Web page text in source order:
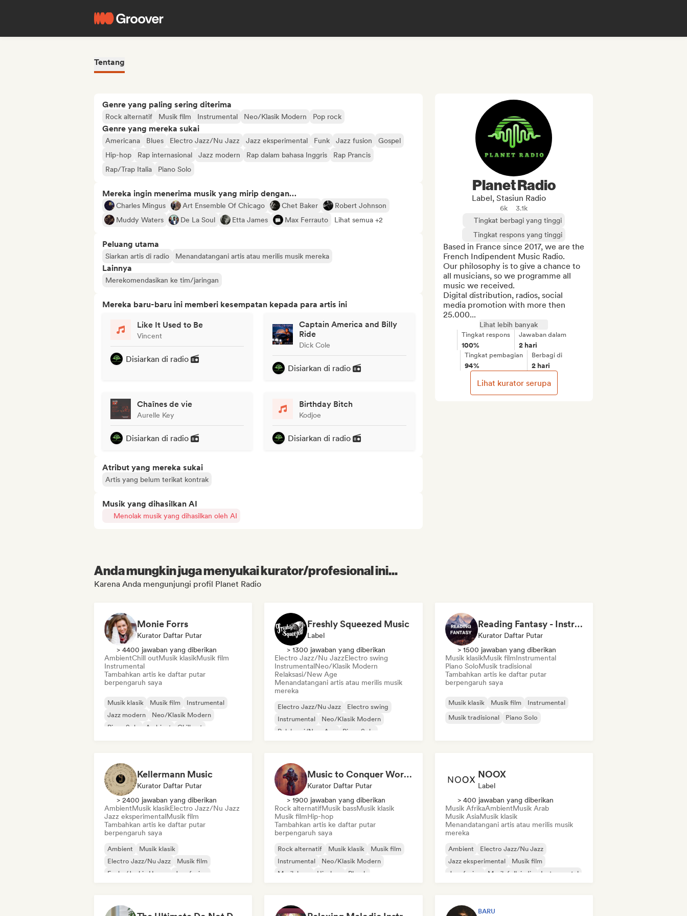
Tentang
Genre yang paling sering diterima
Rock alternatif Musik film Instrumental Neo/Klasik Modern Pop rock
Genre yang mereka sukai
Americana Blues Electro Jazz/Nu Jazz Jazz eksperimental Funk Jazz fusion
Gospel
Hip-hop
Rap internasional Jazz modern Rap dalam bahasa Inggris
Rap Prancis
Rap/Trap Italia
Piano Solo
Mereka ingin menerima musik yang mirip dengan…
Charles Mingus Art Ensemble Of Chicago Chet Baker
Robert Johnson
Muddy Waters
De La Soul Etta James Max Ferrauto Lihat semua +2
Peluang utama
Siarkan artis di radio Menandatangani artis atau merilis musik mereka
Lainnya
Merekomendasikan ke tim/jaringan
Mereka baru-baru ini memberi kesempatan kepada para artis ini
Like It Used to Be
Vincent
Disiarkan di radio
Captain America and Billy
Ride
Dick Cole
Disiarkan di radio
Chaînes de vie
Aurelle Key
Disiarkan di radio
Birthday Bitch
Kodjoe
Disiarkan di radio
Atribut yang mereka sukai
Artis yang belum terikat kontrak
Musik yang dihasilkan AI
Menolak musik yang dihasilkan oleh AI
Planet Radio
Label, Stasiun Radio
6k
3.1k
Tingkat berbagi yang tinggi
Tingkat respons yang tinggi
Based in France since 2017, we are the
French Indipendent Music Radio.
Our philosophy is to give a chance to
all musicians, so we programme all
music we received.
Digital distribution, radios, social
media promotion with more then
25.000...
Lihat lebih banyak
Tingkat respons
100%
Jawaban dalam
2 hari
Tingkat pembagian
94%
Berbagi di
2 hari
Lihat kurator serupa
Anda mungkin juga menyukai kurator/profesional ini...
Karena Anda mengunjungi profil Planet Radio
Monie Forrs
Kurator Daftar Putar
> 4400 jawaban yang diberikan
AmbientChill outMusik klasikMusik film
Instrumental
Tambahkan artis ke daftar putar
berpengaruh saya
Musik klasik Musik film
Instrumental
Jazz modern
Neo/Klasik Modern
Piano Solo
Ambient Chill out
Freshly Squeezed Music
Label
> 1300 jawaban yang diberikan
Electro Jazz/Nu JazzElectro swing
InstrumentalNeo/Klasik Modern
Relaksasi/New Age
Menandatangani artis atau merilis musik
mereka
Electro Jazz/Nu Jazz
Electro swing
Instrumental
Neo/Klasik Modern
Relaksasi/New Age
Piano Solo
Reading Fantasy - Instrumental
Kurator Daftar Putar
> 1500 jawaban yang diberikan
Musik klasikMusik filmInstrumental
Piano SoloMusik tradisional
Tambahkan artis ke daftar putar
berpengaruh saya
Musik klasik Musik film
Instrumental
Musik tradisional
Piano Solo
Kellermann Music
Kurator Daftar Putar
> 2400 jawaban yang diberikan
AmbientMusik klasikElectro Jazz/Nu Jazz
Jazz eksperimentalMusik film
Tambahkan artis ke daftar putar
berpengaruh saya
Ambient
Musik klasik
Electro Jazz/Nu Jazz
Musik film
Funky/Jackin House
Jazz fusion
Music to Conquer Worlds To ⚔️ Epic Orchestral, Cinematic & Trailer Music
Kurator Daftar Putar
> 1900 jawaban yang diberikan
Rock alternatifMusik bassMusik klasik
Musik filmHip-hop
Tambahkan artis ke daftar putar
berpengaruh saya
Rock alternatif Musik klasik
Musik film
Instrumental
Neo/Klasik Modern
Musik bass
Hip-hop Phonk
NOOX
Label
> 400 jawaban yang diberikan
Musik AfrikaAmbientMusik Arab
Musik AsiaMusik klasik
Menandatangani artis atau merilis musik
mereka
Ambient
Electro Jazz/Nu Jazz
Jazz eksperimental
Musik film
Jazz fusion
Musik folk indie
Instrumental
BARU